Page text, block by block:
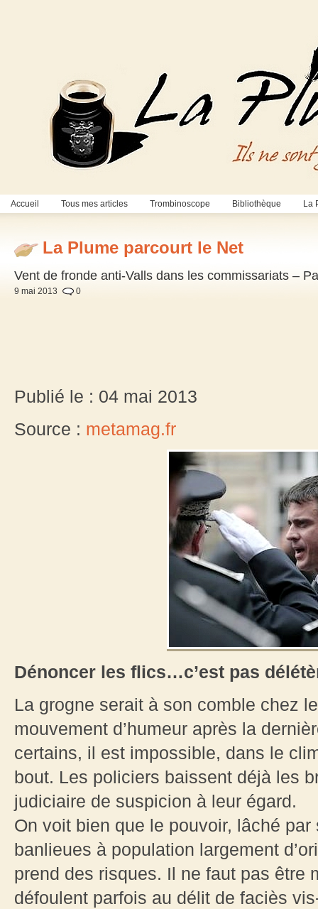
Accueil Tous mes articles Trombinoscope Bibliothèque La
La Plume parcourt le Net
Vent de fronde anti-Valls dans les commissariats –
9 mai 2013 0
Publié le : 04 mai 2013
Source : metamag.fr
Dénoncer les flics…c’est pas
La grogne serait à son comble chez
mouvement d’humeur après la
certains, il est impossible, dans le
bout. Les policiers baissent déjà les
judiciaire de suspicion à leur égard.
On voit bien que le pouvoir, lâché
banlieues à population largement
prend des risques. Il ne faut pas être
défoulent parfois au délit de faciès